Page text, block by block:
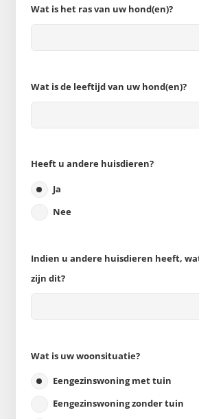
Wat is het ras van uw hond(en)?
Wat is de leeftijd van uw hond(en)?
Heeft u andere huisdieren?
Ja
Nee
Indien u andere huisdieren heeft,
zijn dit?
Wat is uw woonsituatie?
Eengezinswoning met tuin
Eengezinswoning zonder tuin